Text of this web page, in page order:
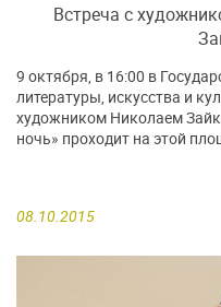
Встреча с
08.10.2015
9 октября, в 16:00 в
литературы, искусства и
художником Николаем
ночь» проходит на этой